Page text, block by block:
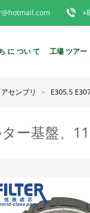
に つい て 工場 ツアー
センブリ E305.5
ー基盤、